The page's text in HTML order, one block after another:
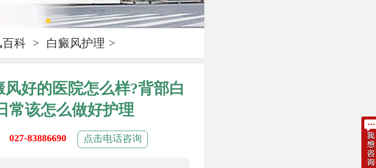
百科 > 白癜风护理 >
好的医院怎么样?背部白
常该怎么做好护理
027-83886690 点击电话咨询